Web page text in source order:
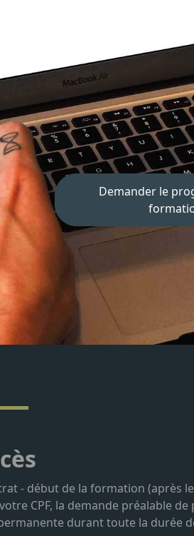
modules , répartis en 54 sous-
de visuels graphiques.
Demander le
- début de la formation (après
CPF, la demande préalable
durant toute la durée